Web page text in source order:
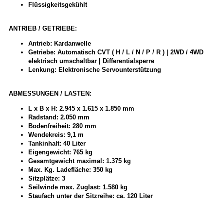
Flüssigkeitsgekühlt
ANTRIEB / GETRIEBE:
Antrieb: Kardanwelle
Getriebe: Automatisch CVT ( H / L / N / P / R ) | 2WD / 4WD
elektrisch umschaltbar | Differentialsperre
Lenkung: Elektronische Servounterstützung
ABMESSUNGEN / LASTEN:
L x B x H: 2.945 x 1.615 x 1.850 mm
Radstand: 2.050 mm
Bodenfreiheit: 280 mm
Wendekreis: 9,1 m
Tankinhalt: 40 Liter
Eigengewicht: 765 kg
Gesamtgewicht maximal: 1.375 kg
Max. Kg. Ladefläche: 350 kg
Sitzplätze: 3
Seilwinde max. Zuglast: 1.580 kg
Staufach unter der Sitzreihe: ca. 120 Liter